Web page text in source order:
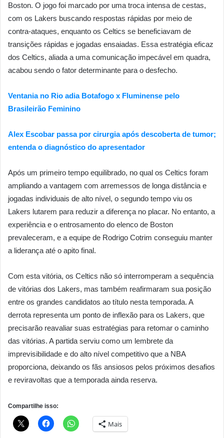
Boston. O jogo foi marcado por uma troca intensa de cestas,
com os Lakers buscando respostas rápidas por meio de
contra-ataques, enquanto os Celtics se beneficiavam de
transições rápidas e jogadas ensaiadas. Essa estratégia eficaz
dos Celtics, aliada a uma comunicação impecável em quadra,
acabou sendo o fator determinante para o desfecho.
Ventania no Rio adia Botafogo x Fluminense pelo
Brasileirão Feminino
Alex Escobar passa por cirurgia após descoberta de tumor;
entenda o diagnóstico do apresentador
Após um primeiro tempo equilibrado, no qual os Celtics foram
ampliando a vantagem com arremessos de longa distância e
jogadas individuais de alto nível, o segundo tempo viu os
Lakers lutarem para reduzir a diferença no placar. No entanto, a
experiência e o entrosamento do elenco de Boston
prevaleceram, e a equipe de Rodrigo Cotrim conseguiu manter
a liderança até o apito final.
Com esta vitória, os Celtics não só interromperam a sequência
de vitórias dos Lakers, mas também reafirmaram sua posição
entre os grandes candidatos ao título nesta temporada. A
derrota representa um ponto de inflexão para os Lakers, que
precisarão reavaliar suas estratégias para retomar o caminho
das vitórias. A partida serviu como um lembrete da
imprevisibilidade e do alto nível competitivo que a NBA
proporciona, deixando os fãs ansiosos pelos próximos desafios
e reviravoltas que a temporada ainda reserva.
Compartilhe isso:
Mais